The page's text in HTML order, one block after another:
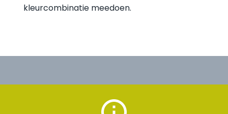
kleurcombinatie meedoen.